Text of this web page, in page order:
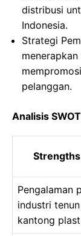
distribusi
Indonesia.
Strategi
pelanggan.
Analisis
Pengalaman
industri
kantong